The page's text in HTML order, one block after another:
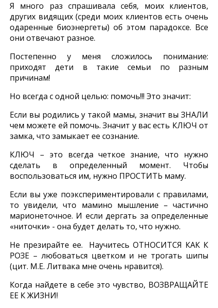
Я много раз спрашивала себя, моих клиентов,
других видящих (среди моих клиентов есть очень
одаренные биоэнергеты) об этом парадоксе. Все
они отвечают разное.
Постепенно у меня сложилось понимание:
приходят дети в такие семьи по разным
причинам!
Но всегда с одной целью: помочь!!! Это значит:
Если вы родились у такой мамы, значит вы ЗНАЛИ
чем можете ей помочь. Значит у вас есть КЛЮЧ от
замка, что замыкает ее сознание.
КЛЮЧ – это всегда четкое знание, что нужно
сделать в определенный момент. Чтобы
воспользоваться им, нужно ПРОСТИТЬ маму.
Если вы уже поэкспериментировали с правилами,
то увидели, что мамино мышление – частично
марионеточное. И если дергать за определенные
«ниточки» - она будет делать то, что нужно.
Не презирайте ее. Научитесь ОТНОСИТСЯ КАК К
РОЗЕ – любоваться цветком и не трогать шипы
(цит. М.Е. Литвака мне очень нравится).
Когда найдете в себе это чувство, ВОЗВРАЩАЙТЕ
ЕЕ К ЖИЗНИ!